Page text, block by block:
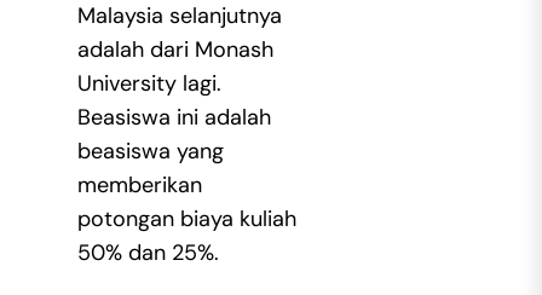
Malaysia selanjutnya
adalah dari Monash
University lagi.
Beasiswa ini adalah
beasiswa yang
memberikan
potongan biaya kuliah
50% dan 25%.